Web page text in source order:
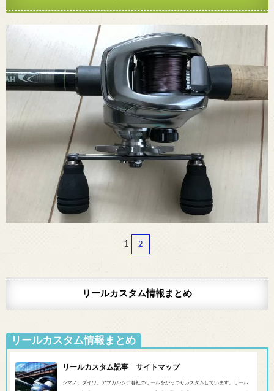
1 2
リールカスタム情報まとめ
リールカスタム情報まとめ
リールカスタム記事 サイトマップ
シマノ、ダイワ、アブガルシア各社のリールをがっつりカスタムしています。リール